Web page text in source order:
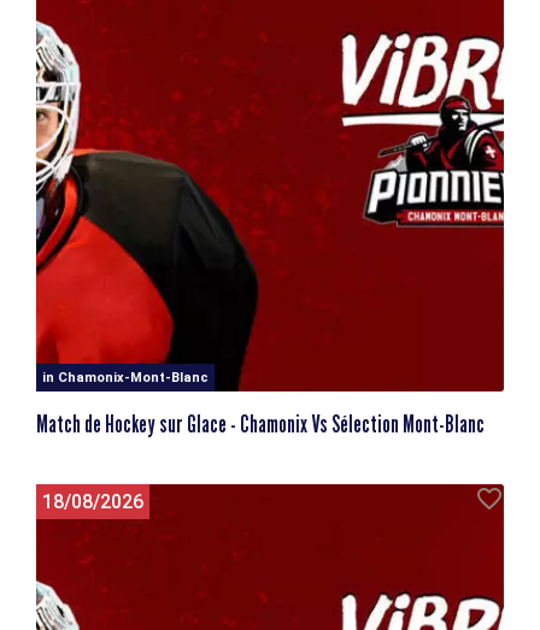
in Chamonix-Mont-Blanc
Match de Hockey sur Glace - Chamonix Vs Sélection Mont-Blanc
18/08/2026